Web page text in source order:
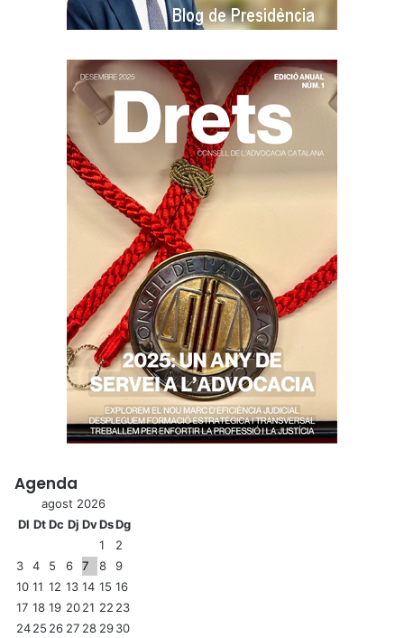
Agenda
agost 2026
Dl DtDc Dj DvDsDg
1
2
3
4 5 6 7 8
9
10 11 12 13 14 15 16
17 18 19 2021 22 23
2425 26 27 28 2930